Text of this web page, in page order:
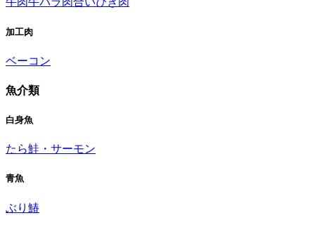
加工肉
ベーコン
魚介類
白身魚
たら鮭・サーモン
青魚
ぶり 鰆